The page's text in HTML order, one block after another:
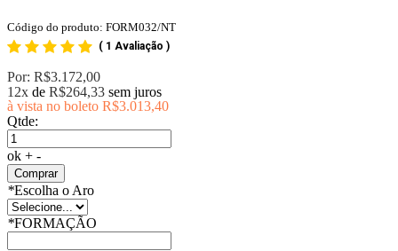
Código do produto: FORM032/NT
( 1 Avaliação )
Por: R$3.172,00
12x de R$264,33 sem juros
à vista no boleto R$3.013,40
Qtde:
ok + -
Comprar
*Escolha o Aro
*FORMAÇÃO